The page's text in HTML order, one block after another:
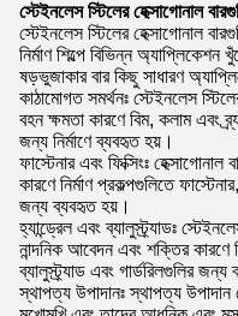
স্টেইনলেস স্টিলের হেক্সাগোনাল
স্টেইনলেস স্টিলের হেক্সাগোনাল
নির্মাণ শিল্পে বিভিন্ন অ্যাপ্লিকেশন
ষড়ভুজাকার বার কিছু সাধারণ
কাঠামোগত সমর্থনঃ স্টেইনলেস
বহন ক্ষমতা কারণে বিম, কলাম এবং
জন্য নির্মাণে ব্যবহৃত হয়।
ফাস্টেনার এবং ফিক্সিংঃ
কারণে নির্মাণ প্রকল্পগুলিতে
জন্য ব্যবহৃত হয়।
হ্যান্ড্রেল এবং ব্যালুস্ট্র্যাডঃ
নান্দনিক আবেদন এবং শক্তির কারণে
ব্যালুস্ট্র্যাড এবং গার্ডরিলগুলির
স্থাপত্য উপাদানঃ স্থাপত্য